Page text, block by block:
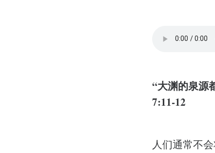
“大渊的泉源
7:11-12
人们通常不